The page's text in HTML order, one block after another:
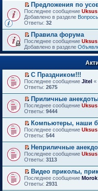
П
е
р
й
т
и
к
п
в
о
м
у
н
е
п
р
о
ч
и
т
а
н
н
о
м
у
с
о
о
Предложения по
Последнее сообщение Uksus
Добавлено в разделе
Ответы: 32
П
е
р
е
т
и
к
п
р
в
о
м
у
н
е
п
р
о
ч
и
т
а
н
н
Правила форума
Последнее сообщение Uksus
Добавлено в разделе
П
е
е
й
т
и
к
п
е
р
в
о
м
у
н
е
п
р
о
С Праздником!!!
Последнее сообщение Jitel «
Ответы: 2675
П
е
е
й
т
и
к
п
е
р
в
о
м
у
Приличные
Последнее сообщение Uksus
Ответы: 9444
П
е
е
й
т
и
к
п
е
р
Компьютеры, наши
Последнее сообщение Uksus
Ответы: 544
П
е
е
й
т
и
Неприличные
Последнее сообщение Uksus
Ответы: 3113
П
е
Видео приколы,
Последнее сообщение Morok
Ответы: 2931